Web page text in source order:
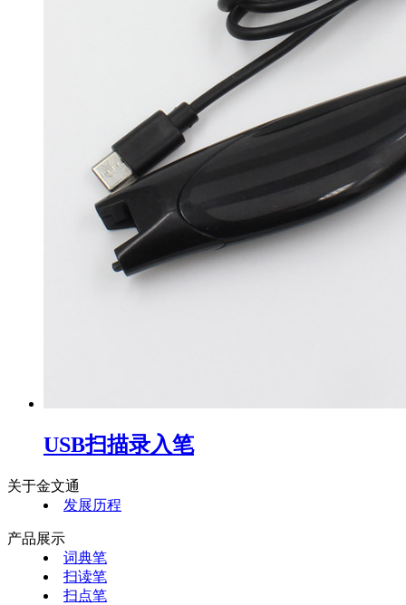
USB扫描录入笔
关于金文通
发展历程
产品展示
词典笔
扫读笔
扫点笔